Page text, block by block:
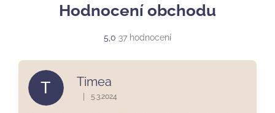
Hodnocení obchodu
5,0 Průměrné
obchodu
37 hodnocení
T Timea
Hodnocení obchodu je 5 z 5 hvězdiček.
5.3.2024